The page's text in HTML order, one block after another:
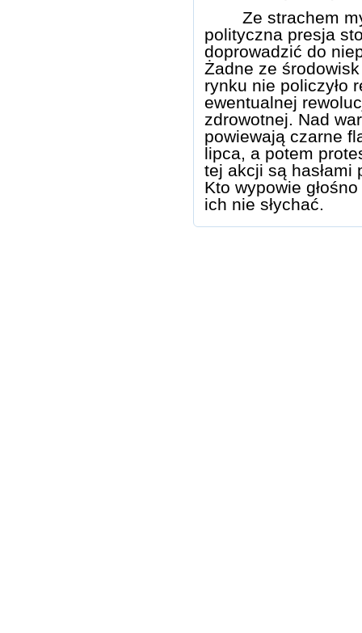
Ze strachem
polityczna presja
doprowadzić do
Żadne ze
rynku nie policzyło
ewentualnej
zdrowotnej. Nad
powiewają czarne
lipca, a potem
tej akcji są hasłami
Kto wypowie
ich nie słychać.